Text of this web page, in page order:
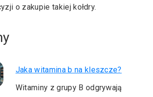
o zakupie takiej kołdry.
Jaka witamina b na kleszcze?
Witaminy z grupy B odgrywają